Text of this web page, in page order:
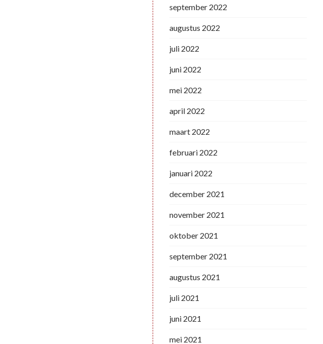
september 2022
augustus 2022
juli 2022
juni 2022
mei 2022
april 2022
maart 2022
februari 2022
januari 2022
december 2021
november 2021
oktober 2021
september 2021
augustus 2021
juli 2021
juni 2021
mei 2021